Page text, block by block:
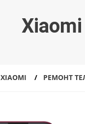
XIAOMI РЕМОНТ